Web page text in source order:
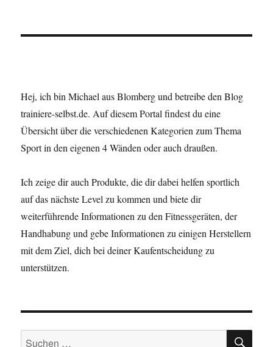
Hej, ich bin Michael aus Blomberg und betreibe den Blog
trainiere-selbst.de. Auf diesem Portal findest du eine
Übersicht über die verschiedenen Kategorien zum Thema
Sport in den eigenen 4 Wänden oder auch draußen.
Ich zeige dir auch Produkte, die dir dabei helfen sportlich
auf das nächste Level zu kommen und biete dir
weiterführende Informationen zu den Fitnessgeräten, der
Handhabung und gebe Informationen zu einigen Herstellern
mit dem Ziel, dich bei deiner Kaufentscheidung zu
unterstützen.
Suchen